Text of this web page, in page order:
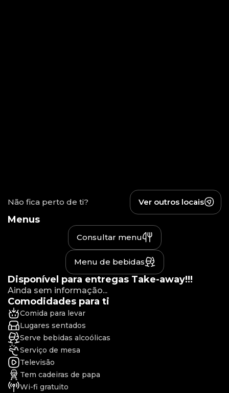
Não fica perto de ti? Ver outros locais
Menus
Consultar menu
Menu de bebidas
Disponível para entregas Take-away!!!
Ainda sem informação...
Comodidades para ti
Comida para levar
Lugares sentados
Serve bebidas alcoólicas
Serviço de mesa
Televisão
Tem cadeiras de papa
Wi-fi gratuito